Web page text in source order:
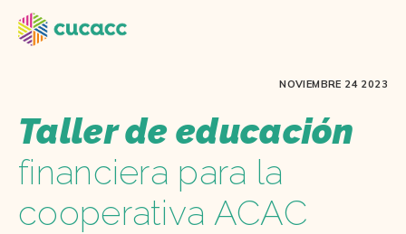
NOVIEMBRE 24 2023
Taller de educación
financiera para la
cooperativa ACAC